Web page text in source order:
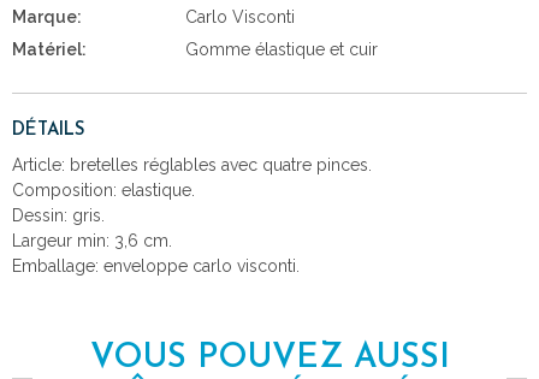
Marque:
Carlo Visconti
Matériel:
Gomme élastique et cuir
DÉTAILS
Article: bretelles réglables avec quatre pinces.
Composition: elastique.
Dessin: gris.
Largeur min: 3,6 cm.
Emballage: enveloppe carlo visconti.
VOUS POUVEZ AUSSI